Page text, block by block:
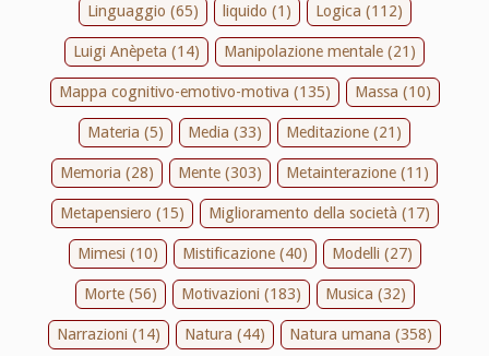
Linguaggio (65) liquido (1) Logica (112)
Luigi Anèpeta (14) Manipolazione mentale (21)
Mappa cognitivo-emotivo-motiva (135) Massa (10)
Materia (5) Media (33) Meditazione (21)
Memoria (28) Mente (303) Metainterazione (11)
Metapensiero (15) Miglioramento della società (17)
Mimesi (10) Mistificazione (40) Modelli (27)
Morte (56) Motivazioni (183) Musica (32)
Narrazioni (14) Natura (44) Natura umana (358)